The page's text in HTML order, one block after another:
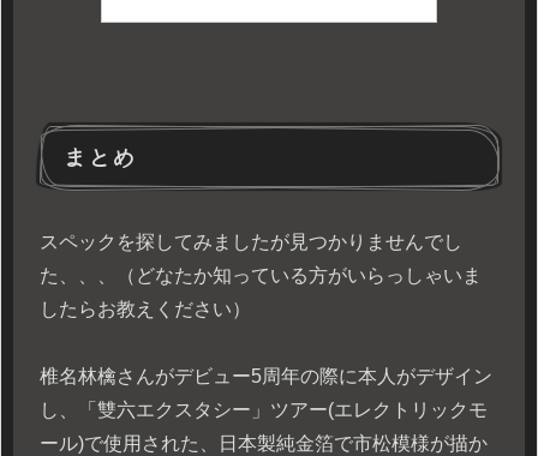
まとめ
スペックを探してみましたが見つかりませんでし
た、、、（どなたか知っている方がいらっしゃいま
したらお教えください）
椎名林檎さんがデビュー5周年の際に本人がデザイン
し、「雙六エクスタシー」ツアー(エレクトリックモ
ール)で使用された、日本製純金箔で市松模様が描か